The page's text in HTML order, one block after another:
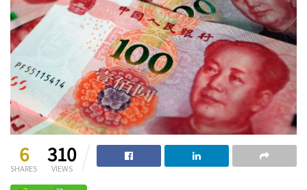
6
SHARES
310
VIEWS